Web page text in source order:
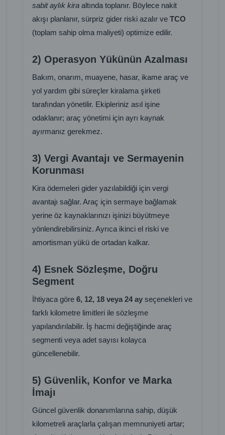
sabit aylık kiraaltında toplanır. Böylece nakit
akışı planlanır, sürpriz gider riski azalır ve TCO
(toplam sahip olma maliyeti) optimize edilir.
2) Operasyon Yükünün Azalması
Bakım, onarım, muayene, hasar, ikame araç ve
yol yardım gibi süreçler kiralama şirketi
tarafından yönetilir. Ekipleriniz asıl işine
odaklanır; araç yönetimi için ayrı kaynak
ayırmanız gerekmez.
3) Vergi Avantajı ve Sermayenin
Korunması
Kira ödemeleri gider yazılabildiği için vergi
avantajı sağlar. Araç için sermaye bağlamak
yerine öz kaynaklarınızı işinizi büyütmeye
yönlendirebilirsiniz. Ayrıca ikinci el riski ve
amortisman yükü de ortadan kalkar.
4) Esnek Sözleşme, Doğru
Segment
İhtiyaca göre 6, 12, 18 veya 24 ayseçenekleri ve
farklı kilometre limitleri ile sözleşme
yapılandırılabilir. İş hacmi değiştiğinde araç
segmenti veya adet sayısı kolayca
güncellenebilir.
5) Güvenlik, Konfor ve Marka
İmajı
Güncel güvenlik donanımlarına sahip, düşük
kilometreli araçlarla çalışan memnuniyeti artar;